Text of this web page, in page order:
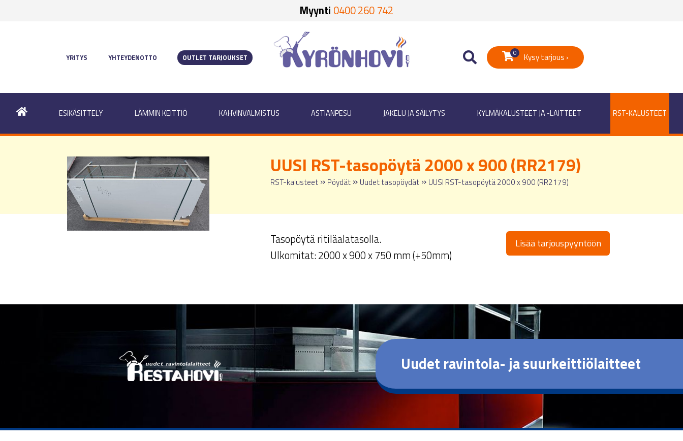
Myynti 0400 260 742
YRITYS YHTEYDENOTTO OUTLET TARJOUKSET
0 Kysy tarjous ›
ESIKÄSITTELY LÄMMIN KEITTIÖ KAHVINVALMISTUS ASTIANPESU JAKELU JA SÄILYTYS KYLMÄKALUSTEET JA -LAITTEET RST-KALUSTEET
UUSI RST-tasopöytä 2000 x 900 (RR2179)
RST-kalusteet » Pöydät » Uudet tasopöydät » UUSI RST-tasopöytä 2000 x 900 (RR2179)
Tasopöytä ritiläalatasolla.
Ulkomitat: 2000 x 900 x 750 mm (+50mm)
Lisää tarjouspyyntöön
Uudet ravintola- ja suurkeittiölaitteet